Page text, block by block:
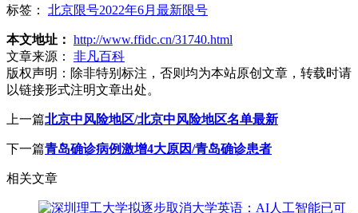
标签： 北京限号2022年6月最新限号
本文地址： http://www.ffidc.cn/31740.html
文章来源：
非凡百科
版权声明： 除非特别标注，否则均为本站原创文章，转载时请
以链接形式注明文章出处。
上一篇北京中风险地区/北京中风险地区名单最新
下一篇青岛确诊病例激增4大原因/青岛确诊患者
相关文章